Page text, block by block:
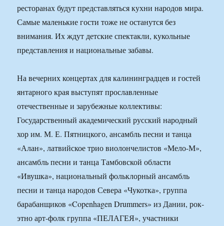
ресторанах будут представляться кухни народов мира.
Самые маленькие гости тоже не останутся без
внимания. Их ждут детские спектакли, кукольные
представления и национальные забавы.
На вечерних концертах для калининградцев и гостей
янтарного края выступят прославленные
отечественные и зарубежные коллективы:
Государственный академический русский народный
хор им. М. Е. Пятницкого, ансамбль песни и танца
«Алан», латвийское трио виолончелистов «Мело-М»,
ансамбль песни и танца Тамбовской области
«Ивушка», национальный фольклорный ансамбль
песни и танца народов Севера «Чукотка», группа
барабанщиков «Copenhagen Drummers» из Дании, рок-
этно арт-фолк группа «ПЕЛАГЕЯ», участники